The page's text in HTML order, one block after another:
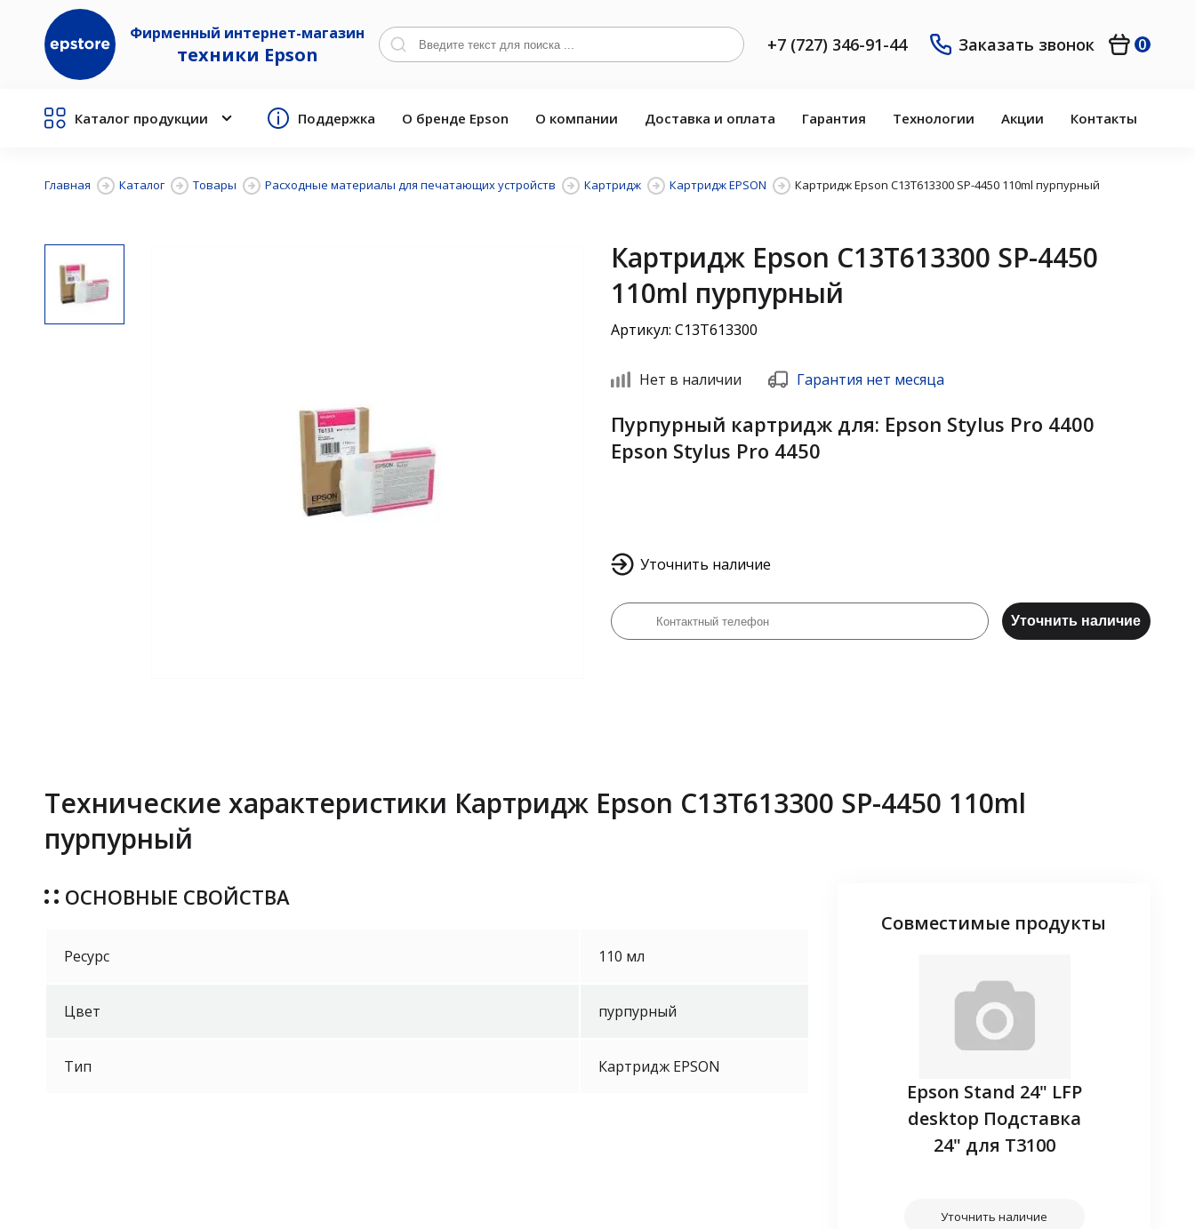
Фирменный интернет-магазин
техники Epson +7 (727) 346-91-44 Заказать звонок 0
Каталог продукции Поддержка О бренде Epson О компании Доставка и оплата Гарантия Технологии Акции Контакты
Главная Каталог Товары Расходные материалы для печатающих устройств Картридж Картридж EPSON Картридж Epson C13T613300 SP-4450 110ml пурпурный
Картридж Epson C13T613300 SP-4450
110ml пурпурный
Артикул: C13T613300
Нет в наличии Гарантия нет месяца
Пурпурный картридж для: Epson Stylus Pro 4400
Epson Stylus Pro 4450
Уточнить наличие
Уточнить наличие
Технические характеристики Картридж Epson C13T613300 SP-4450 110ml
пурпурный
ОСНОВНЫЕ СВОЙСТВА
Ресурс 110 мл
Цвет пурпурный
Тип Картридж EPSON
Совместимые продукты
Epson Stand 24" LFP
desktop Подставка
24" для T3100
Уточнить наличие